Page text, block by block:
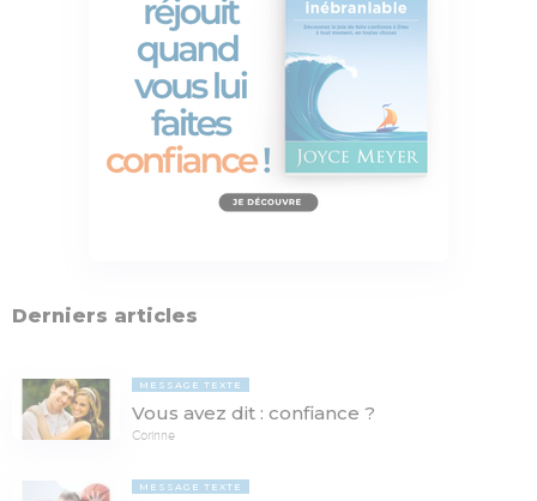
Derniers articles
MESSAGE TEXTE
Vous avez dit : confiance ?
Corinne
MESSAGE TEXTE